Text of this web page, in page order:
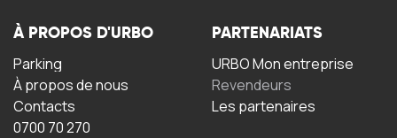
À PROPOS D'URBO
Parking
À propos de nous
Contacts
0700 70 270
PARTENARIATS
URBO Mon entreprise
Revendeurs
Les partenaires